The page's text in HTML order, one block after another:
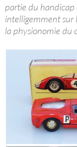
partie du
intelligemment sur
la physionomie du